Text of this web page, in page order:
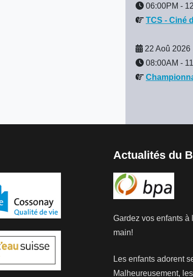
06:00PM -
TCS - Ciné
22 Aoû 2026
08:00AM -
Actualités du
Gardez vos enfants
main!
Les enfants adorent
Malheureusement,